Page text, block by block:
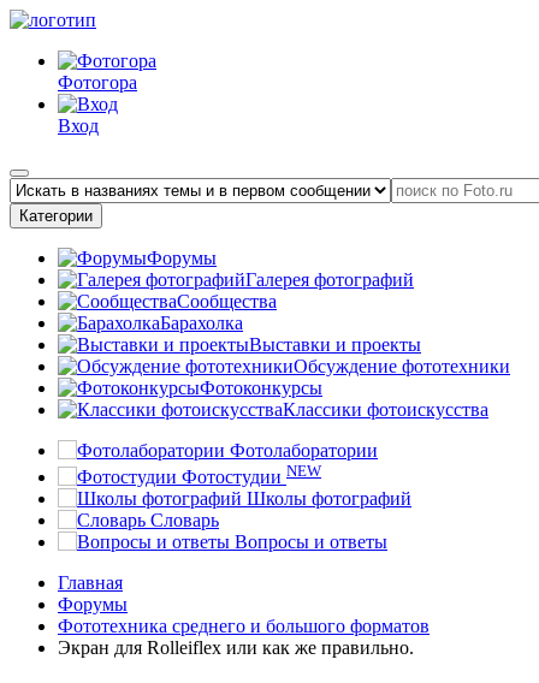
Фотогора
Вход
Категории
Форумы
Галерея фотографий
Сообщества
Барахолка
Выставки и проекты
Обсуждение фототехники
Фотоконкурсы
Классики фотоискусства
Фотолаборатории
Фотостудии NEW
Школы фотографий
Словарь
Вопросы и ответы
Главная
Форумы
Фототехника среднего и большого форматов
Экран для Rolleiflex или как же правильно.